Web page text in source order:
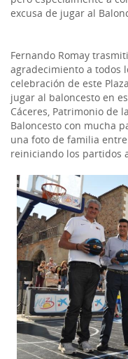
excusa de jugar al
Fernando Romay
agradecimiento a todos
celebración de este
jugar al baloncesto en
Cáceres, Patrimonio de
Baloncesto con mucha
una foto de familia
reiniciando los partidos